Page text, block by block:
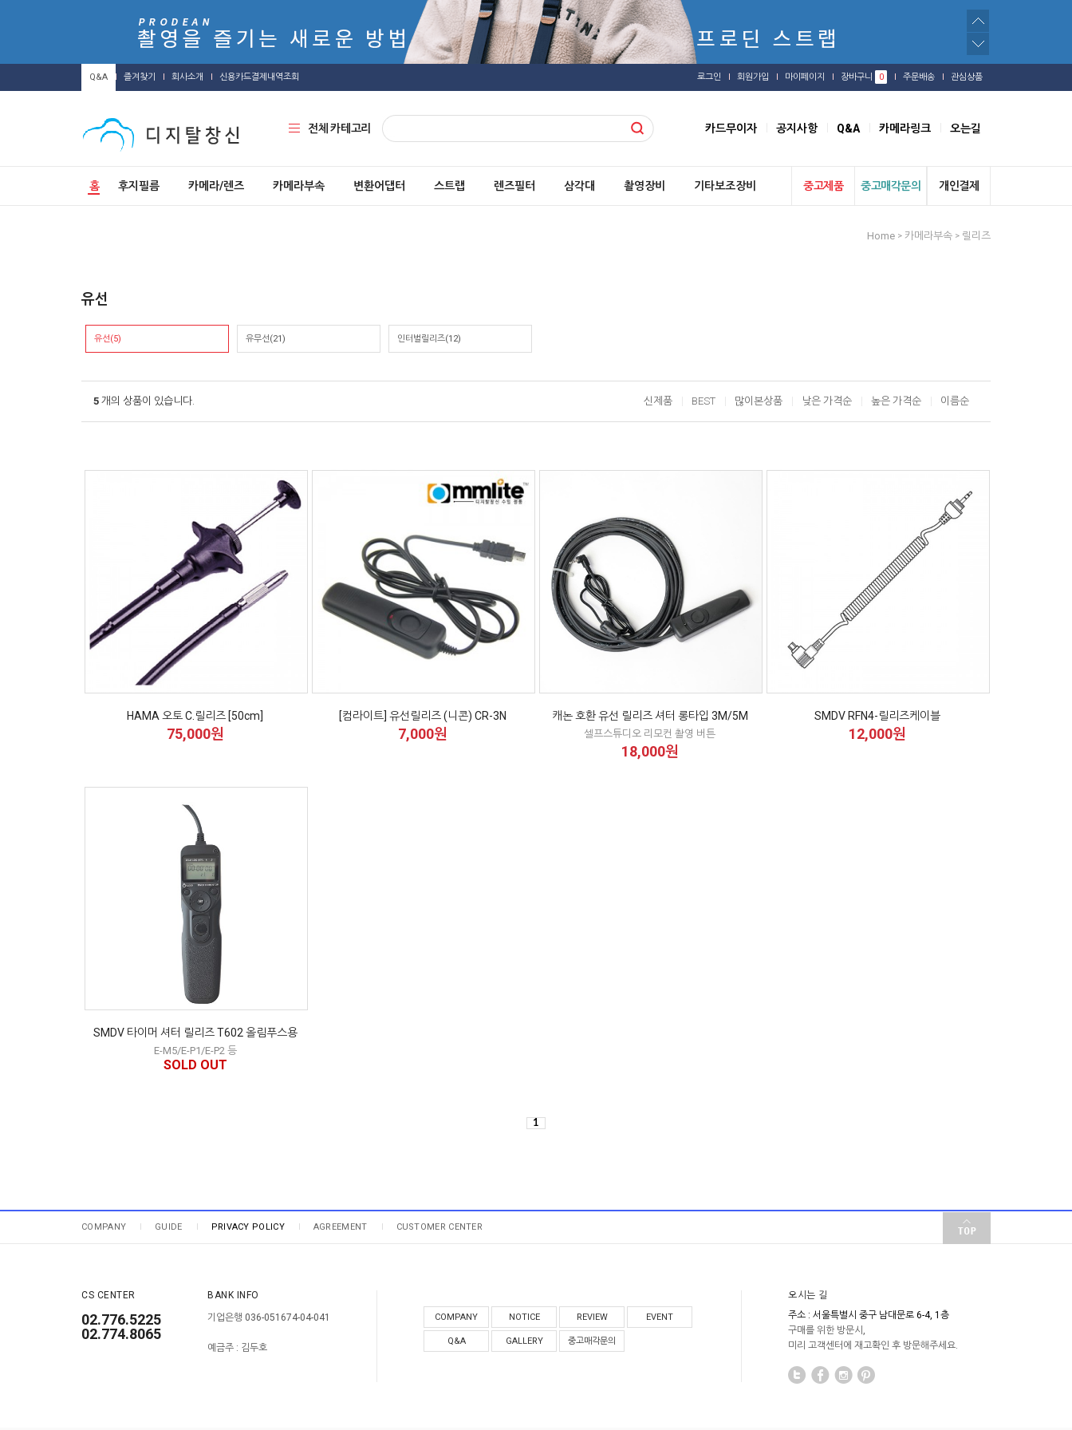
Q&A 즐겨찾기 회사소개 신용카드결제내역조회 로그인 회원가입 마이페이지 장바구니 0 주문배송 관심상품
전체 카테고리 카드무이자 공지사항 Q&A 카메라링크 오는길
홈 후지필름 카메라/렌즈 카메라부속 변환어댑터 스트랩 렌즈필터 삼각대 촬영장비 기타보조장비 중고제품 중고매각문의 개인결제
Home > 카메라부속 > 릴리즈
유선
유선(5) 유무선(21) 인터벌릴리즈(12)
5 개의 상품이 있습니다. 신제품 BEST 많이본상품 낮은 가격순 높은 가격순 이름순
HAMA 오토 C.릴리즈 [50cm]
75,000원
[컴라이트] 유선릴리즈 (니콘) CR-3N
7,000원
캐논 호환 유선 릴리즈 셔터 롱타입 3M/5M
셀프스튜디오 리모컨 촬영 버튼
18,000원
SMDV RFN4-릴리즈케이블
12,000원
SMDV 타이머 셔터 릴리즈 T602 올림푸스용
E-M5/E-P1/E-P2 등
SOLD OUT
1
COMPANY GUIDE PRIVACY POLICY AGREEMENT CUSTOMER CENTER
CS CENTER
02.776.5225
02.774.8065
BANK INFO
기업은행 036-051674-04-041
예금주 : 김두호
COMPANY NOTICE REVIEW EVENT
Q&A GALLERY 중고매각문의
오시는 길
주소 : 서울특별시 중구 남대문로 6-4, 1층
구매를 위한 방문시,
미리 고객센터에 재고확인 후 방문해주세요.